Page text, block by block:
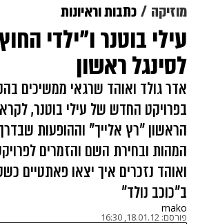
מוזיקה כתבות וראיונות
עילי בוטנר ו"ילדי
לסינגל ראשון
אדר גולד ואוהד שרגאי ממשיכים
בפרויקט החדש של עילי בוטנר,
הראשון "רץ אלייך" וההופעות
המהות ובחירת השם והזמרים
ואוהד נזכרים איך יצאו פאתטיים
ב"כוכב נולד"
mako
פורסם: 18.01.12, 16:30